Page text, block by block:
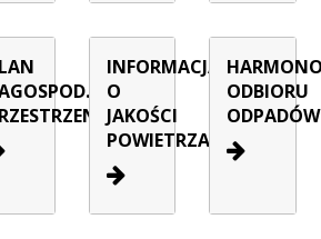
INFORMACJA
O
JAKOŚCI
POWIETRZA
ODBIORU
ODPADÓW